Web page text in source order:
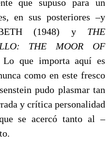
que supuso para un
en sus posteriores –y
(1948) y THE
THE MOOR OF
Lo que importa aquí es
como en este fresco
pudo plasmar tan
y crítica personalidad
se acercó tanto al –